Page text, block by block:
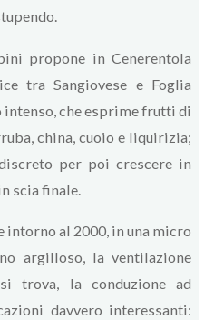
propone in Cenerentola
tra Sangiovese e Foglia
intenso, che esprime frutti di
china, cuoio e liquirizia;
per poi crescere in
scia finale.
intorno al 2000, in una micro
argilloso, la ventilazione
trova, la conduzione ad
davvero interessanti: